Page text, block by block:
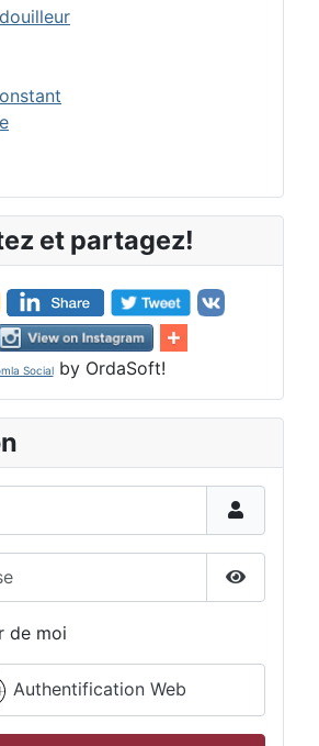
et partagez!
Socialby OrdaSoft!
Afficher
de moi
Authentification Web